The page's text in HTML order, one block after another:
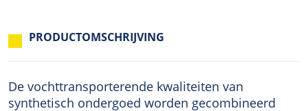
PRODUCTOMSCHRIJVING
De vochttransporterende kwaliteiten van
synthetisch ondergoed worden gecombineerd